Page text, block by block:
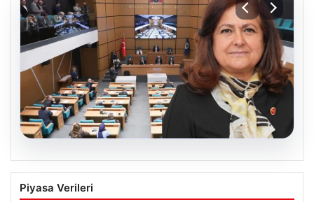
05.08.2026
Üsküdar Belediyesi’nde başkanvekili
Sibel Tan Çetinkaya oldu
Piyasa Verileri